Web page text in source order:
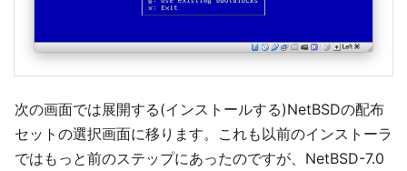
次の画面では展開する(インストールする)NetBSDの配布
セットの選択画面に移ります。これも以前のインストーラ
ではもっと前のステップにあったのですが、NetBSD-7.0